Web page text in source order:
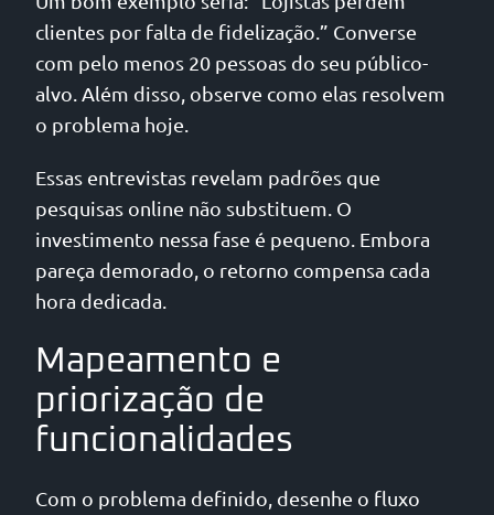
clientes por falta de fidelização.” Converse
com pelo menos 20 pessoas do seu público-
alvo. Além disso, observe como elas resolvem
o problema hoje.
Essas entrevistas revelam padrões que
pesquisas online não substituem. O
investimento nessa fase é pequeno. Embora
pareça demorado, o retorno compensa cada
hora dedicada.
Mapeamento e
priorização de
funcionalidades
Com o problema definido, desenhe o fluxo